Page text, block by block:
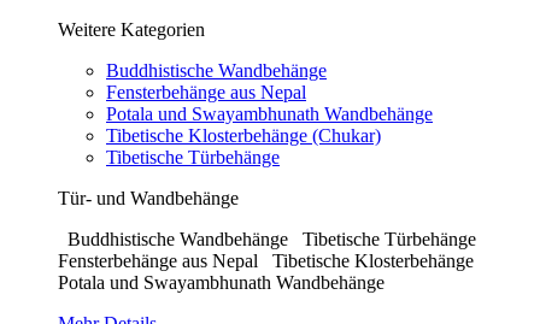
Weitere Kategorien
Buddhistische Wandbehänge
Fensterbehänge aus Nepal
Potala und Swayambhunath Wandbehänge
Tibetische Klosterbehänge (Chukar)
Tibetische Türbehänge
Tür- und Wandbehänge
Buddhistische Wandbehänge Tibetische Türbehänge
Fensterbehänge aus Nepal Tibetische Klosterbehänge
Potala und Swayambhunath Wandbehänge